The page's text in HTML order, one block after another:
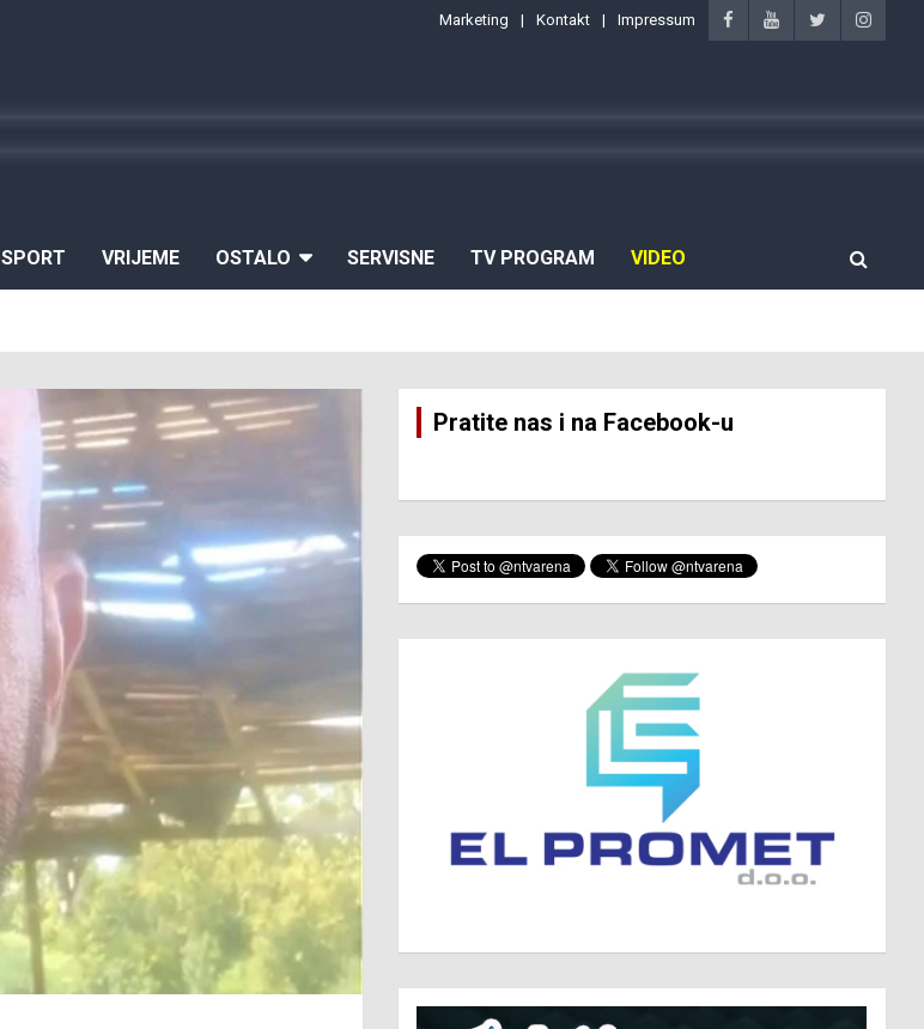
Marketing Kontakt Impressum
SPORT VRIJEME OSTALO SERVISNE TV PROGRAM VIDEO
Pratite nas i na Facebook-u